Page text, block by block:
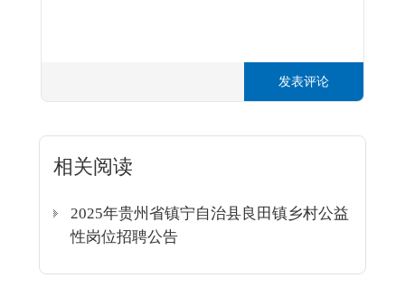
发表评论
相关阅读
2025年贵州省镇宁自治县良田镇乡村公益
性岗位招聘公告